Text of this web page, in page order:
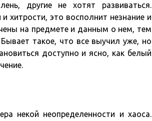
другие не хотят развиваться.
хитрости, это восполнит незнание и
на предмете и данным о нем, тем
такое, что все выучил уже, но
доступно и ясно, как белый
некой неопределенности и хаоса.